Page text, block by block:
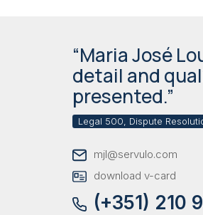
“Maria José
detail and
presented.”
Legal 500, Dispute
mjl@servulo.com
download v-card
(+351) 210